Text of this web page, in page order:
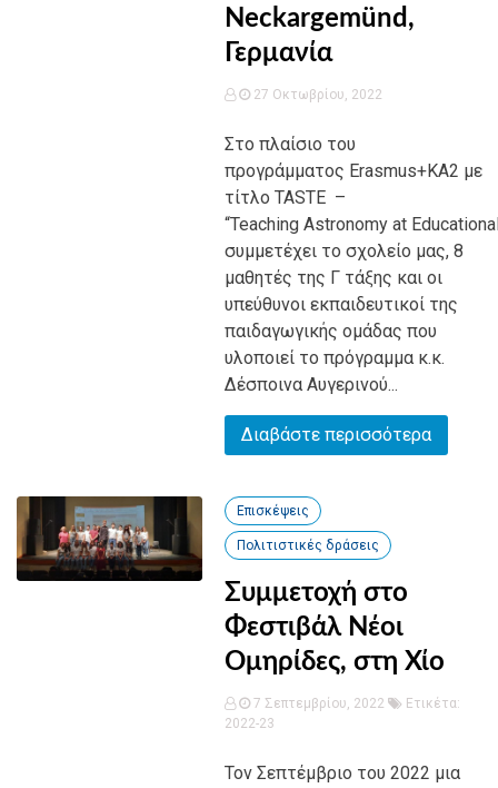
Neckargemünd,
Γερμανία
27 Οκτωβρίου, 2022
Στο πλαίσιο του
προγράμματος Erasmus+KA2 με
τίτλο TASTE –
“Teaching Astronomy at
συμμετέχει το σχολείο μας, 8
μαθητές της Γ τάξης και οι
υπεύθυνοι εκπαιδευτικοί της
παιδαγωγικής ομάδας που
υλοποιεί το πρόγραμμα κ.κ.
Δέσποινα Αυγερινού...
Διαβάστε περισσότερα
Επισκέψεις
Πολιτιστικές δράσεις
Συμμετοχή στο
Φεστιβάλ Νέοι
Ομηρίδες, στη Χίο
7 Σεπτεμβρίου, 2022
Ετικέτα:
2022-23
Τον Σεπτέμβριο του 2022 μια